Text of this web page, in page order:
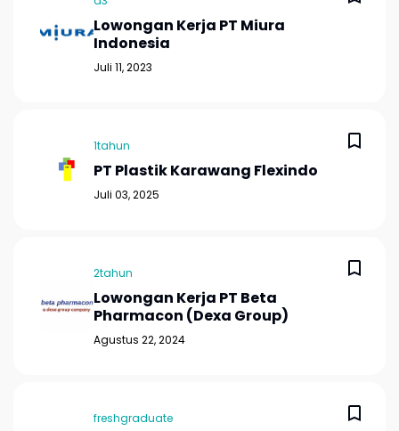
Lowongan Kerja PT Miura
Indonesia
Juli 11, 2023
1tahun
PT Plastik Karawang Flexindo
Juli 03, 2025
2tahun
Lowongan Kerja PT Beta
Pharmacon (Dexa Group)
Agustus 22, 2024
freshgraduate